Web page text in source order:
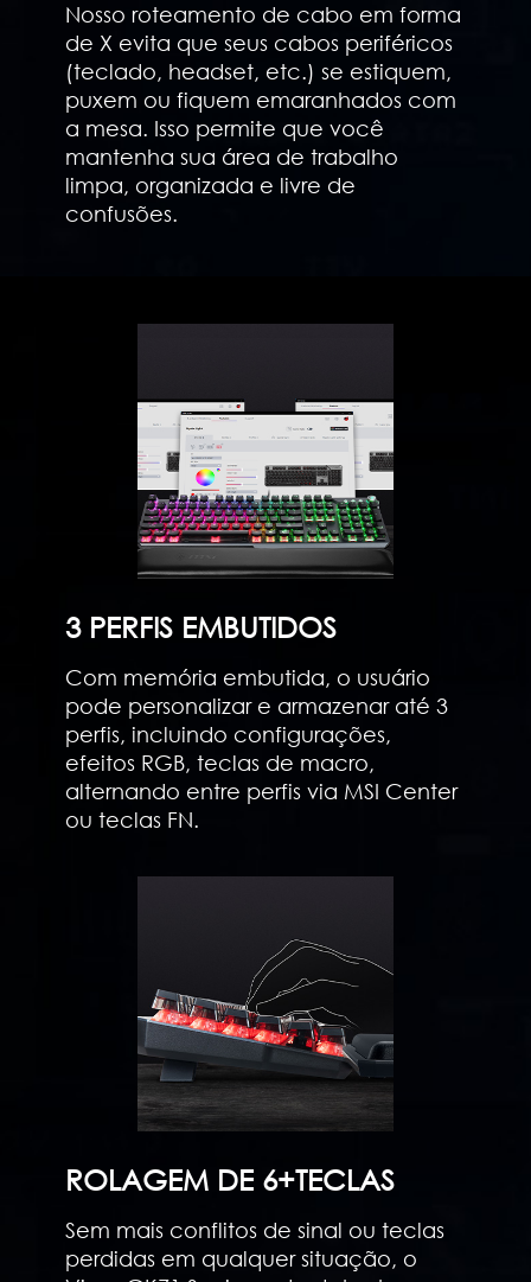
Nosso roteamento de cabo em forma
de X evita que seus cabos periféricos
(teclado, headset, etc.) se estiquem,
puxem ou fiquem emaranhados com
a mesa. Isso permite que você
mantenha sua área de trabalho
limpa, organizada e livre de
confusões.
3 PERFIS EMBUTIDOS
Com memória embutida, o usuário
pode personalizar e armazenar até 3
perfis, incluindo configurações,
efeitos RGB, teclas de macro,
alternando entre perfis via MSI Center
ou teclas FN.
ROLAGEM DE 6+TECLAS
Sem mais conflitos de sinal ou teclas
perdidas em qualquer situação, o